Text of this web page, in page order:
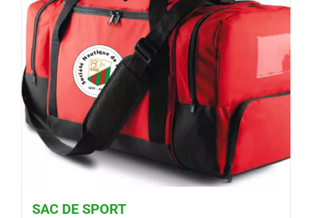
SAC DE SPORT